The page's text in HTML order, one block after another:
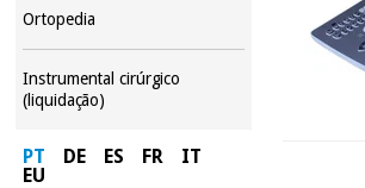
Ortopedia
Instrumental cirúrgico
(liquidação)
PT DE ES FR
IT
EU